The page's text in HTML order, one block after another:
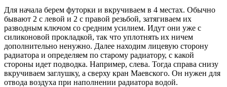
Для начала берем футорки и вкручиваем в 4 местах. Обычно
бывают 2 с левой и 2 с правой резьбой, затягиваем их
разводным ключом со средним усилием. Идут они уже с
силиконовой прокладкой, так что уплотнять их ничем
дополнительно ненужно. Далее находим лицевую сторону
радиатора и определяем по старому радиатору, с какой
стороны идет подводка. Например, слева. Тогда справа снизу
вкручиваем заглушку, а сверху кран Маевского. Он нужен для
отвода воздуха при наполнении радиатора водой.